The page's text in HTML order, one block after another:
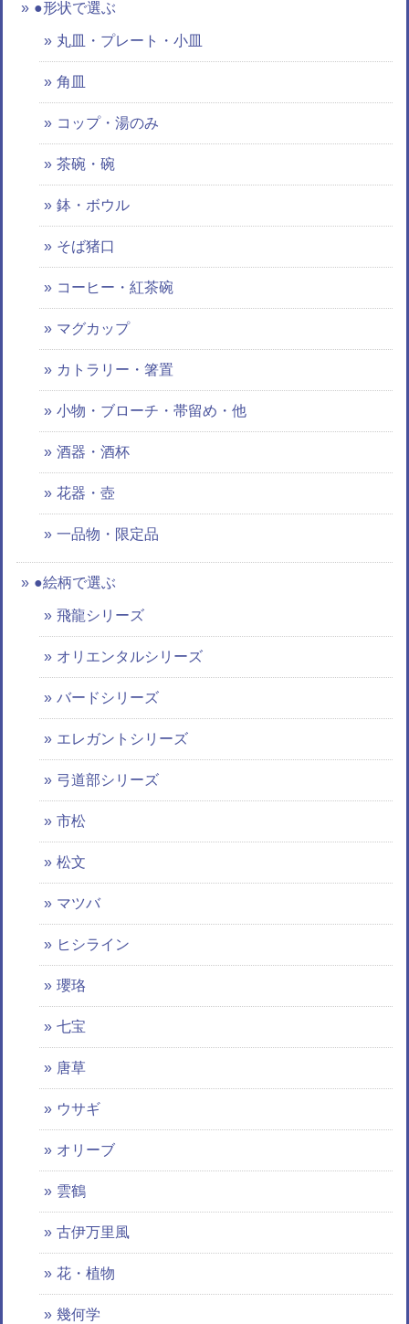
●形状で選ぶ
丸皿・プレート・小皿
角皿
コップ・湯のみ
茶碗・碗
鉢・ボウル
そば猪口
コーヒー・紅茶碗
マグカップ
カトラリー・箸置
小物・ブローチ・帯留め・他
酒器・酒杯
花器・壺
一品物・限定品
●絵柄で選ぶ
飛龍シリーズ
オリエンタルシリーズ
バードシリーズ
エレガントシリーズ
弓道部シリーズ
市松
松文
マツバ
ヒシライン
瓔珞
七宝
唐草
ウサギ
オリーブ
雲鶴
古伊万里風
花・植物
幾何学